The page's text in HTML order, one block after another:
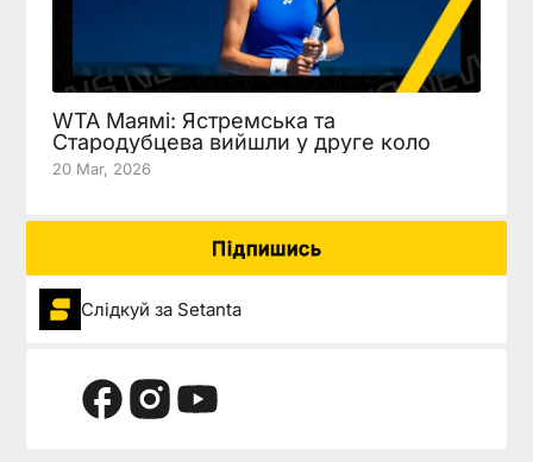
WTA Маямі: Ястремська та
Стародубцева вийшли у друге коло
20 Mar, 2026
Підпишись
Слідкуй за Setanta